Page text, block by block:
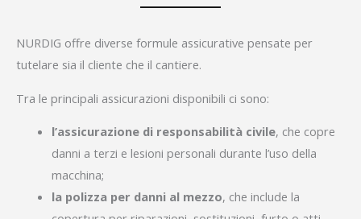
NURDIG offre diverse formule assicurative pensate per
tutelare sia il cliente che il cantiere.
Tra le principali assicurazioni disponibili ci sono:
l’assicurazione di responsabilità civile, che copre
danni a terzi e lesioni personali durante l’uso della
macchina;
la polizza per danni al mezzo, che include la